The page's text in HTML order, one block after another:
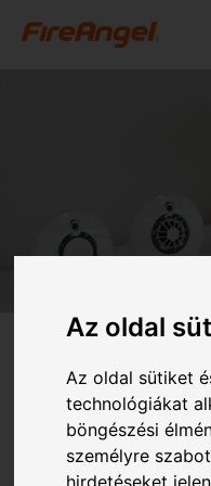
Az oldal
Az oldal sütiket
technológiákat
böngészési
személyre
Szén-
kihelyezése